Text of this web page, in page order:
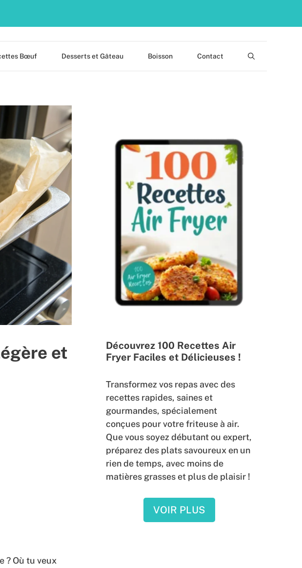
Bœuf Desserts et Gâteau Boisson Contact
et
? Où tu veux
Découvrez 100 Recettes Air
Fryer Faciles et Délicieuses !
Transformez vos repas avec des
recettes rapides, saines et
gourmandes, spécialement
conçues pour votre friteuse à air.
Que vous soyez débutant ou expert,
préparez des plats savoureux en un
rien de temps, avec moins de
matières grasses et plus de plaisir !
VOIR PLUS